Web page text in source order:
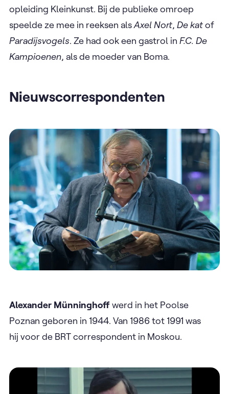
opleiding Kleinkunst. Bij de publieke omroep
speelde ze mee in reeksen alsAxel Nort, De katof
Paradijsvogels. Ze had ook een gastrol in F.C. De
Kampioenen, als de moeder van Boma.
Nieuwscorrespondenten
Alexander Münninghoffwerd in het Poolse
Poznan geboren in 1944. Van 1986 tot 1991 was
hij voor de BRT correspondent in Moskou.